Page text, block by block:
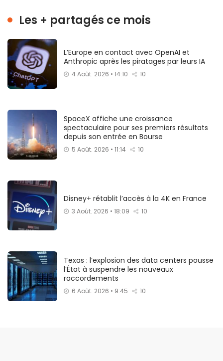
Les + partagés ce mois
L’Europe en contact avec OpenAI et
Anthropic après les piratages par leurs IA
4 Août. 2026 • 14:10 10
SpaceX affiche une croissance
spectaculaire pour ses premiers résultats
depuis son entrée en Bourse
5 Août. 2026 • 11:14 10
Disney+ rétablit l’accès à la 4K en France
3 Août. 2026 • 18:09 10
Texas : l’explosion des data centers pousse
l’État à suspendre les nouveaux
raccordements
6 Août. 2026 • 9:45 10